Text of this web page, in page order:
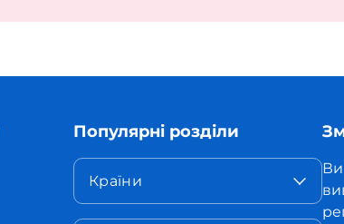
Популярні розділи
Країни
Ви